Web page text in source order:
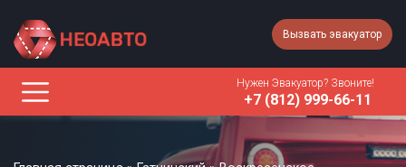
Вызвать эвакуатор
Нужен Эвакуатор? Звоните!
+7 (812) 999-66-11